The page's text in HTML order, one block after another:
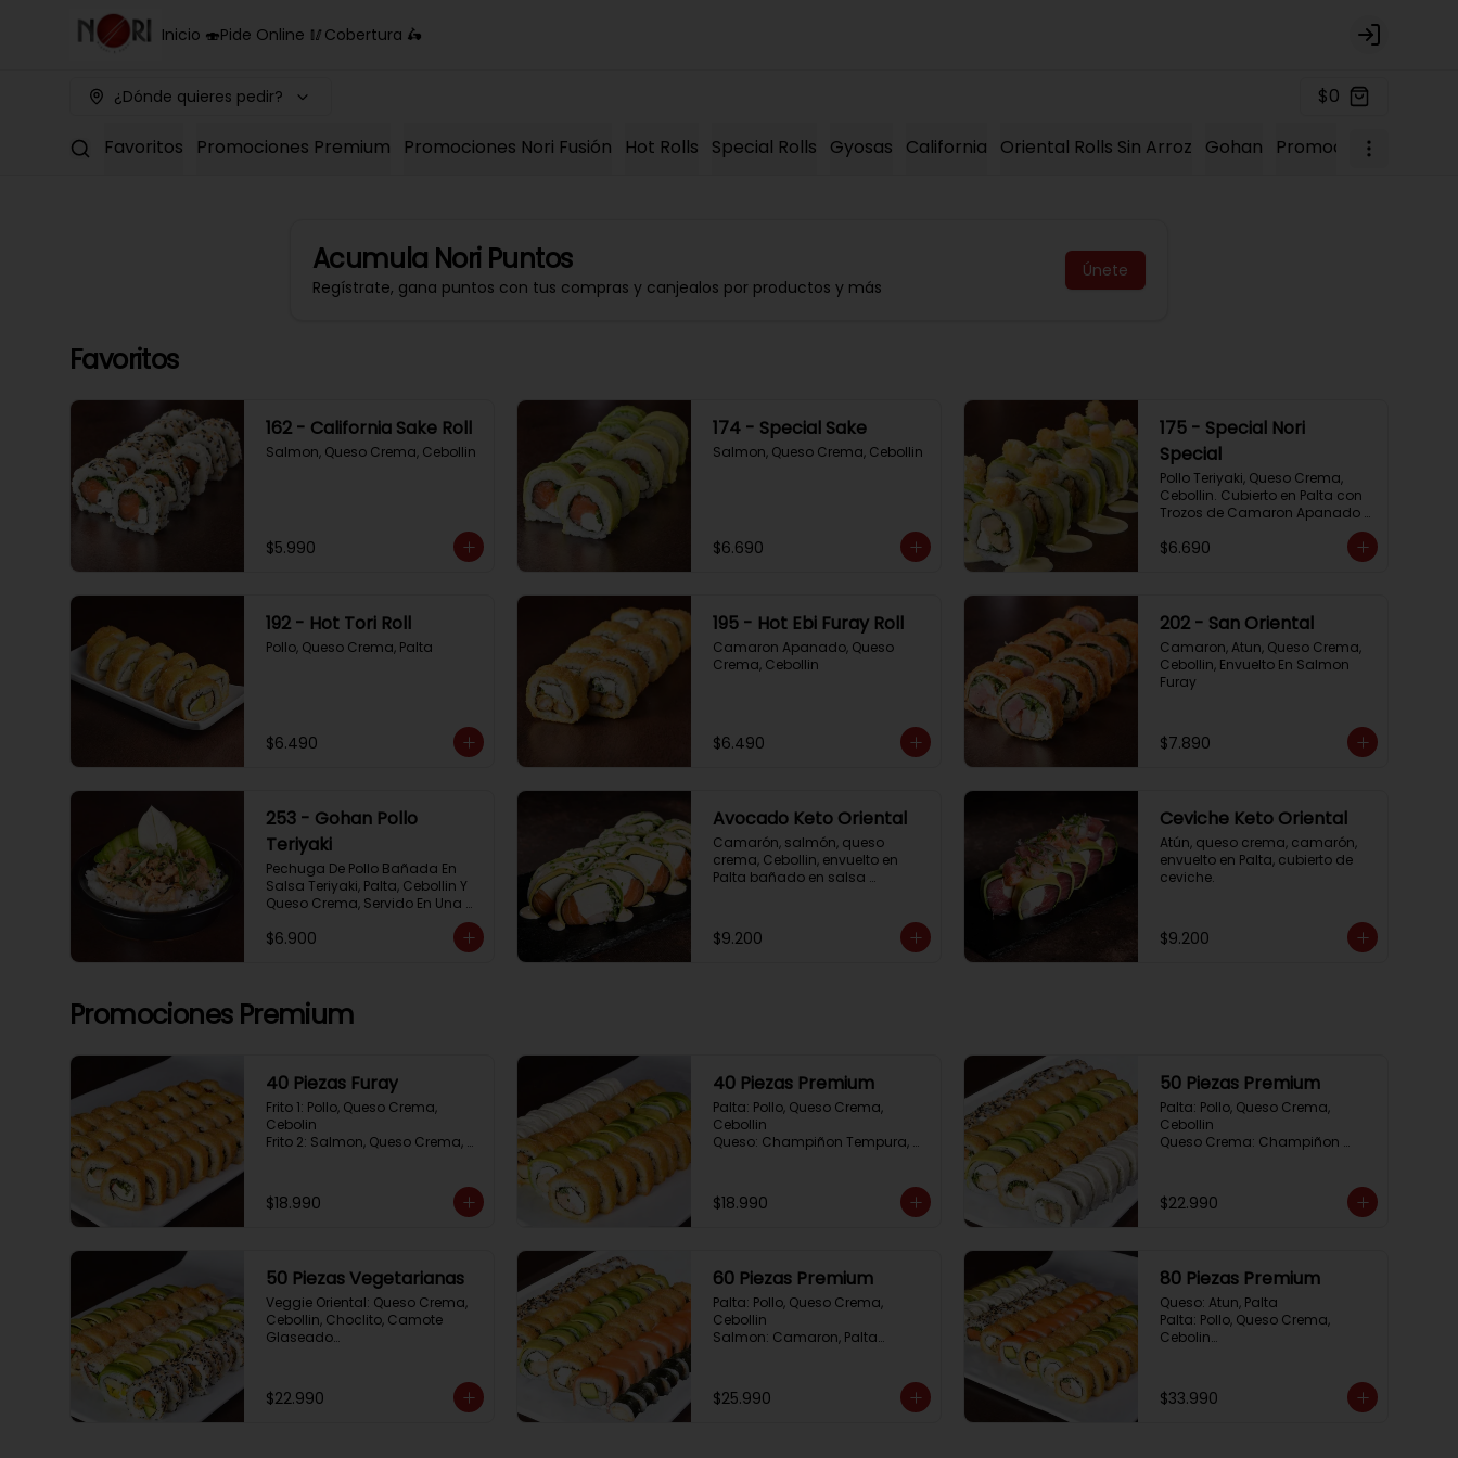
Inicio 🍣Pide Online 🥢 Cobertura 🛵 Login
¿Dónde quieres pedir? $0
Favoritos Promociones Premium Promociones Nori Fusión Hot Rolls Special Rolls Gyosas California Oriental Rolls Sin Arroz Gohan Promociones 2023
Acumula Nori Puntos
Regístrate, gana puntos con tus compras y canjealos por productos y más
Únete
Favoritos
162 - California Sake Roll
Salmon, Queso Crema, Cebollin
$5.990
174 - Special Sake
Salmon, Queso Crema, Cebollin
$6.690
175 - Special Nori
Special
Pollo Teriyaki, Queso Crema,
Cebollin. Cubierto en Palta con
Trozos de Camaron Apanado
$6.690
192 - Hot Tori Roll
Pollo, Queso Crema, Palta
$6.490
195 - Hot Ebi Furay Roll
Camaron Apanado, Queso
Crema, Cebollin
$6.490
202 - San Oriental
Camaron, Atun, Queso Crema,
Cebollin, Envuelto En Salmon
Furay
$7.890
253 - Gohan Pollo
Teriyaki
Pechuga De Pollo Bañada En
Salsa Teriyaki, Palta, Cebollin Y
Queso Crema, Servido En Una
$6.900
Avocado Keto Oriental
Camarón, salmón, queso
crema, Cebollin, envuelto en
Palta bañado en salsa
$9.200
Ceviche Keto Oriental
Atún, queso crema, camarón,
envuelto en Palta, cubierto de
ceviche.
$9.200
Promociones Premium
40 Piezas Furay
Frito 1: Pollo, Queso Crema,
Cebolin
Frito 2: Salmon, Queso Crema,
Cebollin
Frito 4: Kanikama, Queso Crema,
$18.990
40 Piezas Premium
Palta: Pollo, Queso Crema,
Cebollin
Queso: Champiñon Tempura,
Crema,Cebollin
Frito 2: Salmon,Queso Crema,
$18.990
50 Piezas Premium
Palta: Pollo, Queso Crema,
Cebollin
Queso Crema: Champiñon
Sesamo: Salmon, Cebollin
Frito 1: Camaron, Queso Crema,
$22.990
50 Piezas Vegetarianas
Veggie Oriental: Queso Crema,
Cebollin, Choclito, Camote
Glaseado
Apanada
Avocado Veggie:	Palmito,
$22.990
60 Piezas Premium
Palta: Pollo, Queso Crema,
Cebollin
Salmon: Camaron, Palta
Cebollin
Frito 2: Champiñon Tempura,
$25.990
80 Piezas Premium
Queso: Atun, Palta
Palta: Pollo, Queso Crema,
Cebolin
Palta: Camaron, Queso Crema
Frito 1: Champiñon Tempura,
$33.990